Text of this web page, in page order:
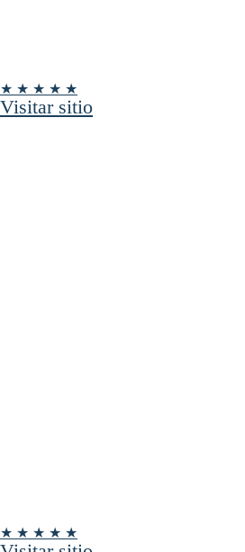
★ ★ ★ ★ ★
Visitar sitio
★ ★ ★ ★ ★